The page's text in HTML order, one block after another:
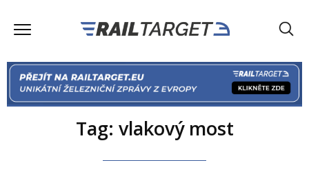
Tag: vlakový most